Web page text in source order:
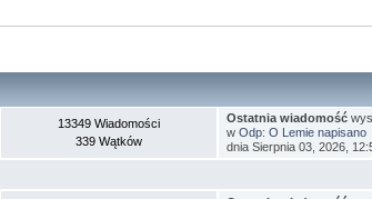
13349 Wiadomości
339 Wątków
Ostatnia wiadomość
wOdp: O Lemie napisano
dnia Sierpnia 03, 2026,